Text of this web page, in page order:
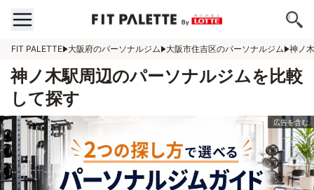
FIT PALETTE 大阪府のパーソナルジム 大阪市住吉区のパーソナルジム 神ノ
神ノ木駅周辺のパーソナルジムを比較
して探す